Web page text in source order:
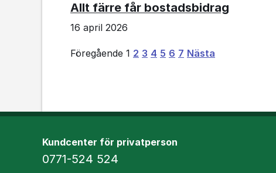
Allt färre får bostadsbidrag
16 april 2026
Föregående Sida
1 Sida
2 Sida
3 Sida
4 Sida
5 Sida
6 Sida
7 Nästa
sida
Kundcenter för privatperson
Telefon
0771-524 524